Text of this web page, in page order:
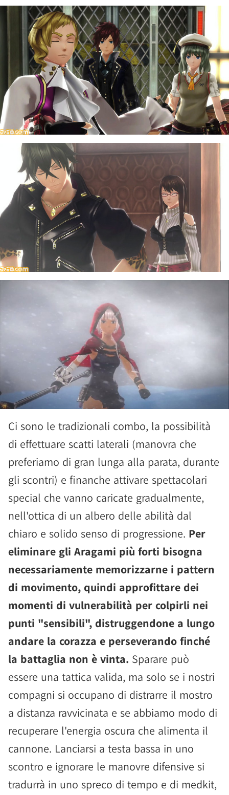
Ci sono le tradizionali combo, la possibilità
di effettuare scatti laterali (manovra che
preferiamo di gran lunga alla parata, durante
gli scontri) e finanche attivare spettacolari
special che vanno caricate gradualmente,
nell'ottica di un albero delle abilità dal
chiaro e solido senso di progressione. Per
eliminare gli Aragami più forti bisogna
necessariamente memorizzarne i pattern
di movimento, quindi approfittare dei
momenti di vulnerabilità per colpirli nei
punti "sensibili", distruggendone a lungo
andare la corazza e perseverando finché
la battaglia non è vinta. Sparare può
essere una tattica valida, ma solo se i nostri
compagni si occupano di distrarre il mostro
a distanza ravvicinata e se abbiamo modo di
recuperare l'energia oscura che alimenta il
cannone. Lanciarsi a testa bassa in uno
scontro e ignorare le manovre difensive si
tradurrà in uno spreco di tempo e di medkit,